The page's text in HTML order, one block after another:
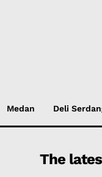
Medan Deli
The